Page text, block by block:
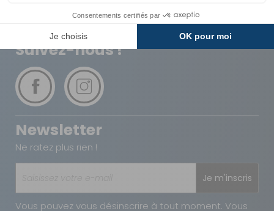
Suivez-nous !
Newsletter
Ne ratez plus rien !
Je m'inscris
Vous pouvez vous désinscrire à tout moment. Vous